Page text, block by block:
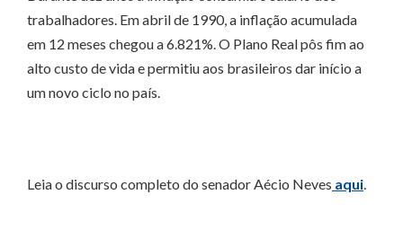
trabalhadores. Em abril de 1990, a inflação acumulada
em 12 meses chegou a 6.821%. O Plano Real pôs fim ao
alto custo de vida e permitiu aos brasileiros dar início a
um novo ciclo no país.
Leia o discurso completo do senador Aécio Neves aqui.